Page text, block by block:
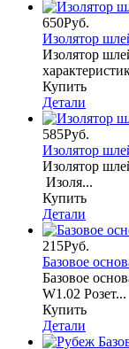
650Руб.
Изолятор
Изолятор
Купить
Детали
585Руб.
Изолятор
Изолятор
Изоля...
Купить
Детали
215Руб.
Базовое
Базовое
W1.02 Розет...
Купить
Детали